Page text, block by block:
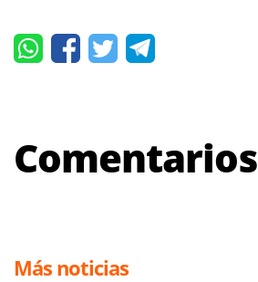
Comentarios
Más noticias